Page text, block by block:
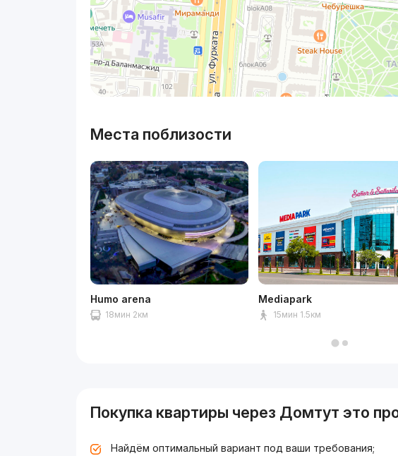
Места поблизости
Humo arena
18мин 2км
Mediapark
15мин 1.5км
Покупка квартиры через Домтут это
Найдём оптимальный вариант под ваши требования;